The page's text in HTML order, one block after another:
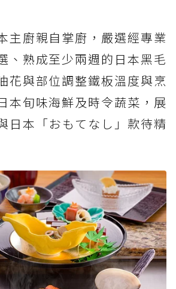
主廚親自掌廚，嚴選經專業
、熟成至少兩週的日本黑毛
花與部位調整鐵板溫度與烹
本旬味海鮮及時令蔬菜，展
日本「おもてなし」款待精